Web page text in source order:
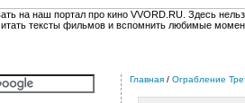
на наш портал про кино VVORD.RU. Здесь
тексты фильмов и вспомнить любимые
Главная / Ограбление